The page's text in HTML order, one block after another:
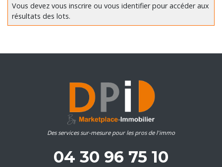
Vous devez vous inscrire ou vous identifier pour accéder aux
résultats des lots.
Des services sur-mesure pour les pros de l'immo
04 30 96 75 10